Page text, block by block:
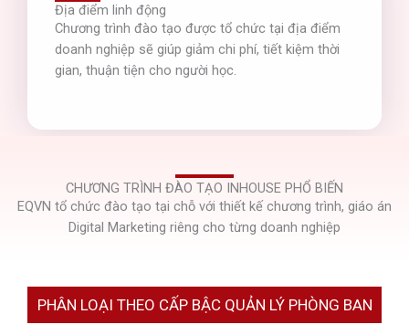
Địa điểm linh động
Chương trình đào tạo được tổ chức tại địa điểm
doanh nghiệp sẽ giúp giảm chi phí, tiết kiệm thời
gian, thuận tiện cho người học.
CHƯƠNG TRÌNH ĐÀO TẠO INHOUSE PHỔ BIẾN
EQVN tổ chức đào tạo tại chỗ với thiết kế chương trình, giáo án
Digital Marketing riêng cho từng doanh nghiệp
PHÂN LOẠI THEO CẤP BẬC QUẢN LÝ PHÒNG BAN